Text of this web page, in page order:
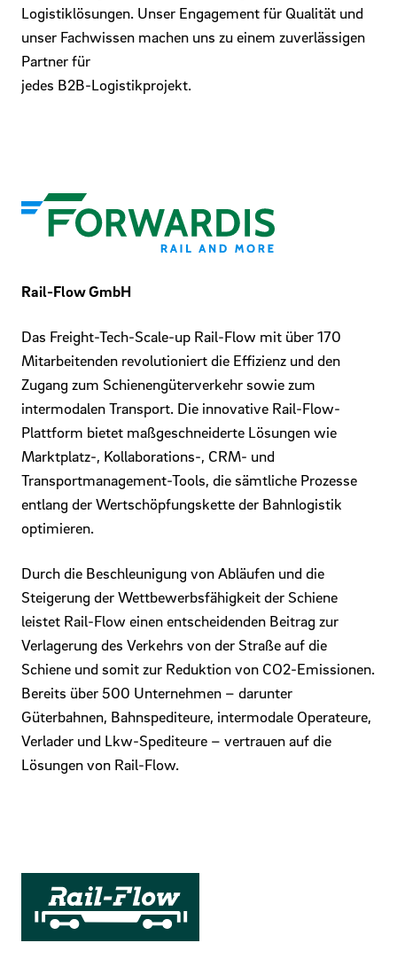
Logistiklösungen. Unser Engagement für Qualität und
unser Fachwissen machen uns zu einem zuverlässigen
Partner für
jedes B2B-Logistikprojekt.
Rail-Flow GmbH
Das Freight-Tech-Scale-up Rail-Flow mit über 170
Mitarbeitenden revolutioniert die Effizienz und den
Zugang zum Schienengüterverkehr sowie zum
intermodalen Transport. Die innovative Rail-Flow-
Plattform bietet maßgeschneiderte Lösungen wie
Marktplatz-, Kollaborations-, CRM- und
Transportmanagement-Tools, die sämtliche Prozesse
entlang der Wertschöpfungskette der Bahnlogistik
optimieren.
Durch die Beschleunigung von Abläufen und die
Steigerung der Wettbewerbsfähigkeit der Schiene
leistet Rail-Flow einen entscheidenden Beitrag zur
Verlagerung des Verkehrs von der Straße auf die
Schiene und somit zur Reduktion von CO2-Emissionen.
Bereits über 500 Unternehmen – darunter
Güterbahnen, Bahnspediteure, intermodale Operateure,
Verlader und Lkw-Spediteure – vertrauen auf die
Lösungen von Rail-Flow.